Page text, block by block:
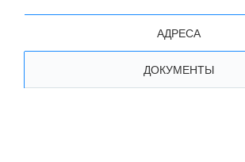
АДРЕСА
ДОКУМЕНТЫ